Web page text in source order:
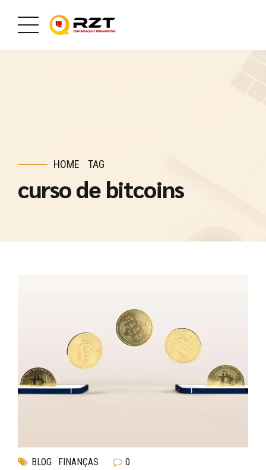
HOME TAG
curso de bitcoins
BLOG FINANÇAS 0